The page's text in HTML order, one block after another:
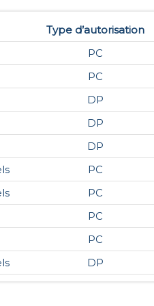
Type d’autorisation
PC
PC
DP
DP
DP
PC
PC
PC
PC
DP